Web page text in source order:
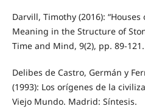
Darvill, Timothy (2016):
Meaning in the Structure of
Time and Mind, 9(2), pp. 89-121.
Delibes de Castro, Germán y
(1993): Los orígenes de la
Viejo Mundo. Madrid: Síntesis.